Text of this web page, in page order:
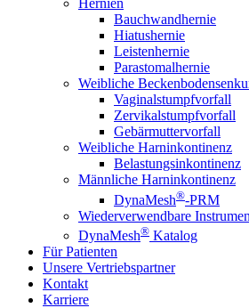
Hernien
Bauchwandhernie
Hiatushernie
Leistenhernie
Parastomalhernie
Weibliche
Vaginalstumpfvorfall
Zervikalstumpfvorfall
Gebärmuttervorfall
Weibliche Harninkontinenz
Belastungsinkontinenz
Männliche Harninkontinenz
DynaMesh®-PRM
Wiederverwendbare
DynaMesh® Katalog
Für Patienten
Unsere Vertriebspartner
Kontakt
Karriere